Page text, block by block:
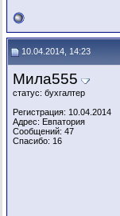
10.04.2014, 14:23
Мила555
статус: бухгалтер
Регистрация: 10.04.2014
Адрес: Евпатория
Сообщений: 47
Спасибо: 16